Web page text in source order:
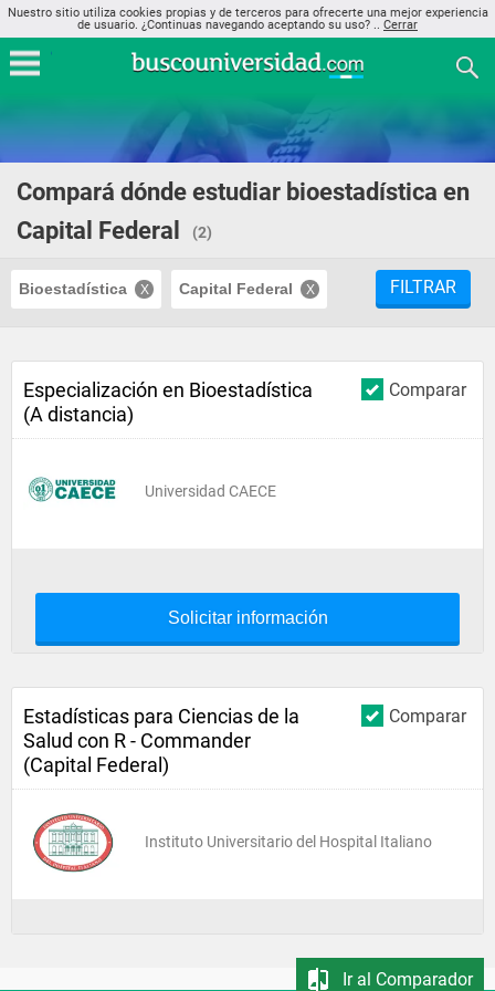
Nuestro sitio utiliza cookies propias y de terceros para ofrecerte una mejor experiencia
de usuario. ¿Continuas navegando aceptando su uso? .. Cerrar
Compará dónde estudiar bioestadística en
Capital Federal
(2)
Bioestadística Capital Federal FILTRAR
Comparar
Especialización en Bioestadística
(A distancia)
Universidad CAECE
Solicitar información
Comparar
Estadísticas para Ciencias de la
Salud con R - Commander
(Capital Federal)
Instituto Universitario del Hospital Italiano
Ir al Comparador